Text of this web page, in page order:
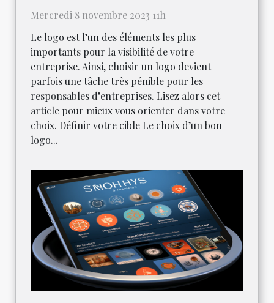
Mercredi 8 novembre 2023 11h
Le logo est l’un des éléments les plus
importants pour la visibilité de votre
entreprise. Ainsi, choisir un logo devient
parfois une tâche très pénible pour les
responsables d’entreprises. Lisez alors cet
article pour mieux vous orienter dans votre
choix. Définir votre cible Le choix d’un bon
logo...